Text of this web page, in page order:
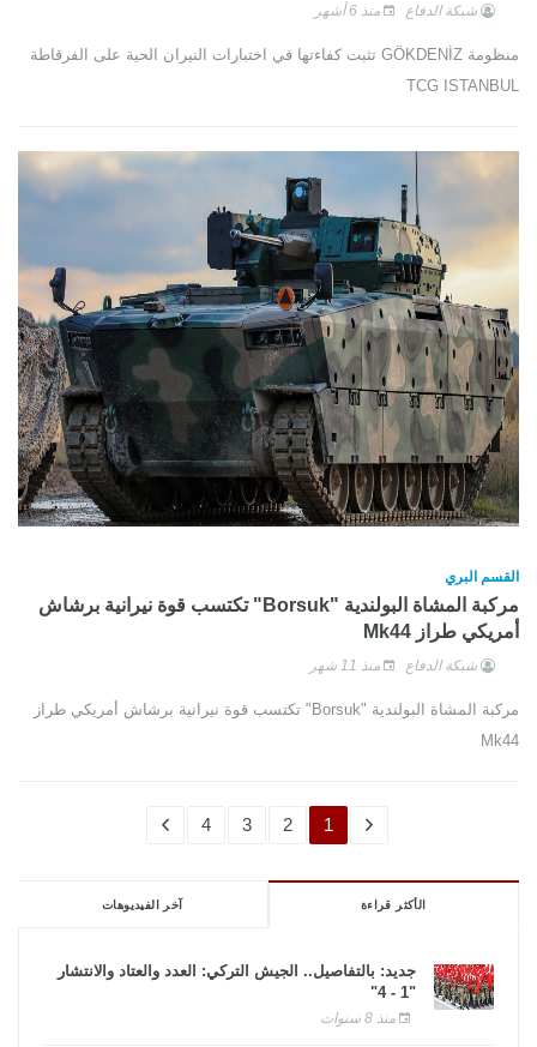
شبكة الدفاع منذ 6 أشهر
منظومة GÖKDENİZ تثبت كفاءتها في اختبارات النيران الحية على الفرقاطة
TCG ISTANBUL
القسم البري
مركبة المشاة البولندية "Borsuk" تكتسب قوة نيرانية برشاش
أمريكي طراز Mk44
شبكة الدفاع منذ 11 شهر
مركبة المشاة البولندية "Borsuk" تكتسب قوة نيرانية برشاش أمريكي طراز
Mk44
1
2
3
4
الأكثر قراءة آخر الفيديوهات
جديد: بالتفاصيل.. الجيش التركي: العدد والعتاد والانتشار
"1 - 4"
منذ 8 سنوات